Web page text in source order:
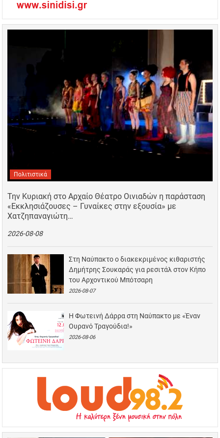
Πολιτιστικά
Την Κυριακή στο Αρχαίο Θέατρο Οινιαδών η παράσταση
«Εκκλησιάζουσες – Γυναίκες στην εξουσία» με
Χατζηπαναγιώτη…
2026-08-08
Στη Ναύπακτο ο διακεκριμένος κιθαριστής
Δημήτρης Σουκαράς για ρεσιτάλ στον Κήπο
του Αρχοντικού Μπότσαρη
2026-08-07
Η Φωτεινή Δάρρα στη Ναύπακτο με «Έναν
Ουρανό Τραγούδια!»
2026-08-06